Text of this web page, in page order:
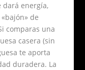
dará energía,
de
comparas una
casera (sin
te aporta
duradera. La